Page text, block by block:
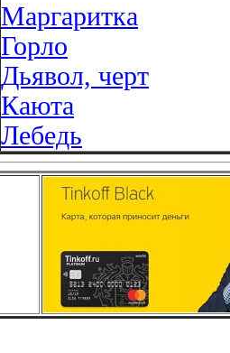
Маргаритка
Горло
Дьявол, черт
Каюта
Лебедь